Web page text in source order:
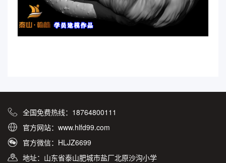
全国免费热线：18764800111
官方网站：www.hlfd99.com
官方微信：HLJZ6699
地址：山东省泰山肥城市盐厂北原沙沟小学